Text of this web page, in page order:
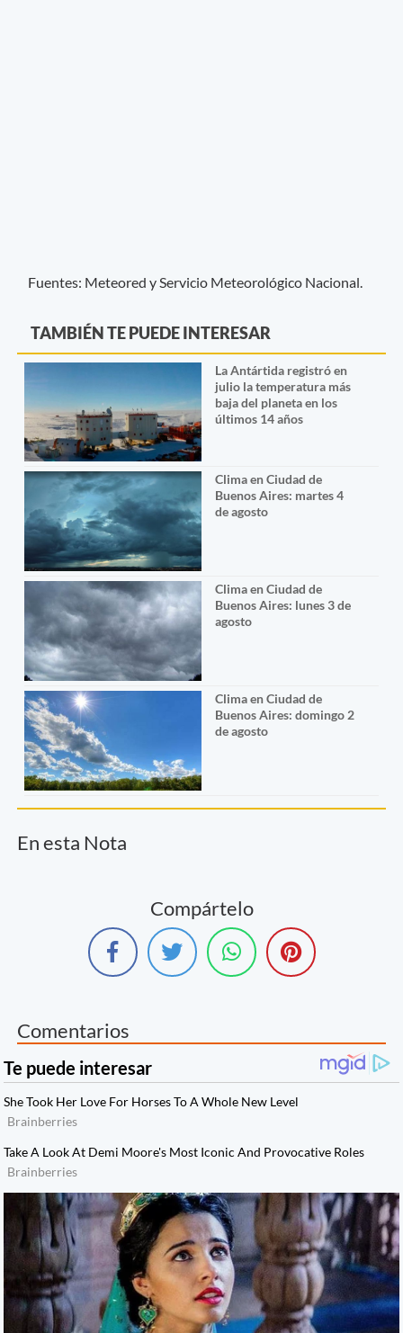
Fuentes: Meteored y Servicio Meteorológico Nacional.
TAMBIÉN TE PUEDE INTERESAR
La Antártida registró en
julio la temperatura más
baja del planeta en los
últimos 14 años
Clima en Ciudad de
Buenos Aires: martes 4
de agosto
Clima en Ciudad de
Buenos Aires: lunes 3 de
agosto
Clima en Ciudad de
Buenos Aires: domingo 2
de agosto
En esta Nota
Compártelo
Comentarios